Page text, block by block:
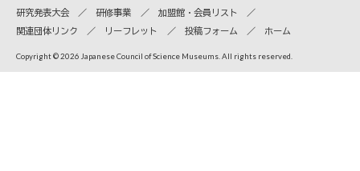
研究発表大会
研修事業
加盟館・会員リスト
関連団体リンク
リーフレット 投稿フォーム ホーム
Copyright © 2026 Japanese Council of Science Museums. All rights reserved.